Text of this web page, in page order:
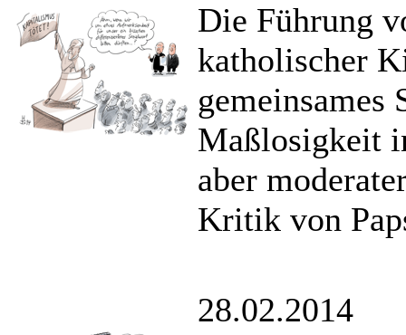
Die Führung
katholischer
gemeinsames
Maßlosigkeit
aber
Kritik von
28.02.2014